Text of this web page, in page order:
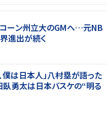
コーン州立大のGMへ…元NB
進出が続く
僕は日本人」八村塁が語った
勇太は日本バスケの“明る